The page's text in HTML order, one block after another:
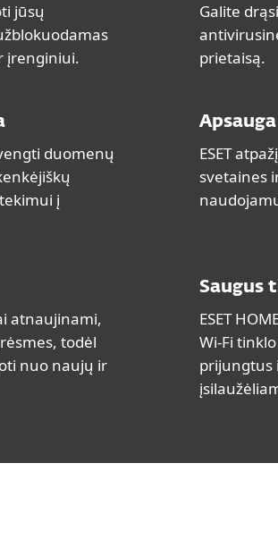
jūsų
įrenginiui.
Galite
prietaisą.
duomenų
į
ESET
svetaines
atnaujinami,
todėl
nuo naujų ir
Saugus
ESET
Wi-Fi
prijungtus